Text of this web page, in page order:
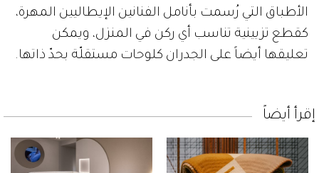
الأطباق التي رُسمت بأنامل الفنانين الإيطاليين المهرة،
كقطع تزيينية تناسب أي ركن في المنزل، ويمكن
تعليقها أيضاً على الجدران كلوحات مستقلّة بحدّ ذاتها.
إقرأ أيضاً